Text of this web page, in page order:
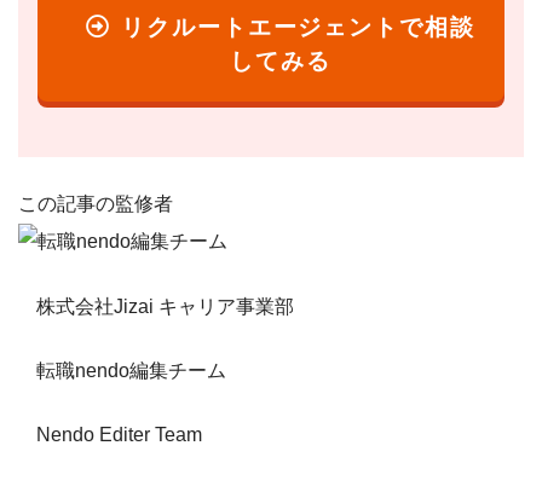
リクルートエージェントで相談
してみる
この記事の監修者
株式会社Jizai キャリア事業部
転職nendo編集チーム
Nendo Editer Team